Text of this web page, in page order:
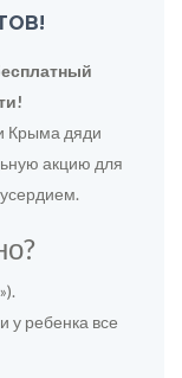
Крыма дяди
акцию для
у ребенка все